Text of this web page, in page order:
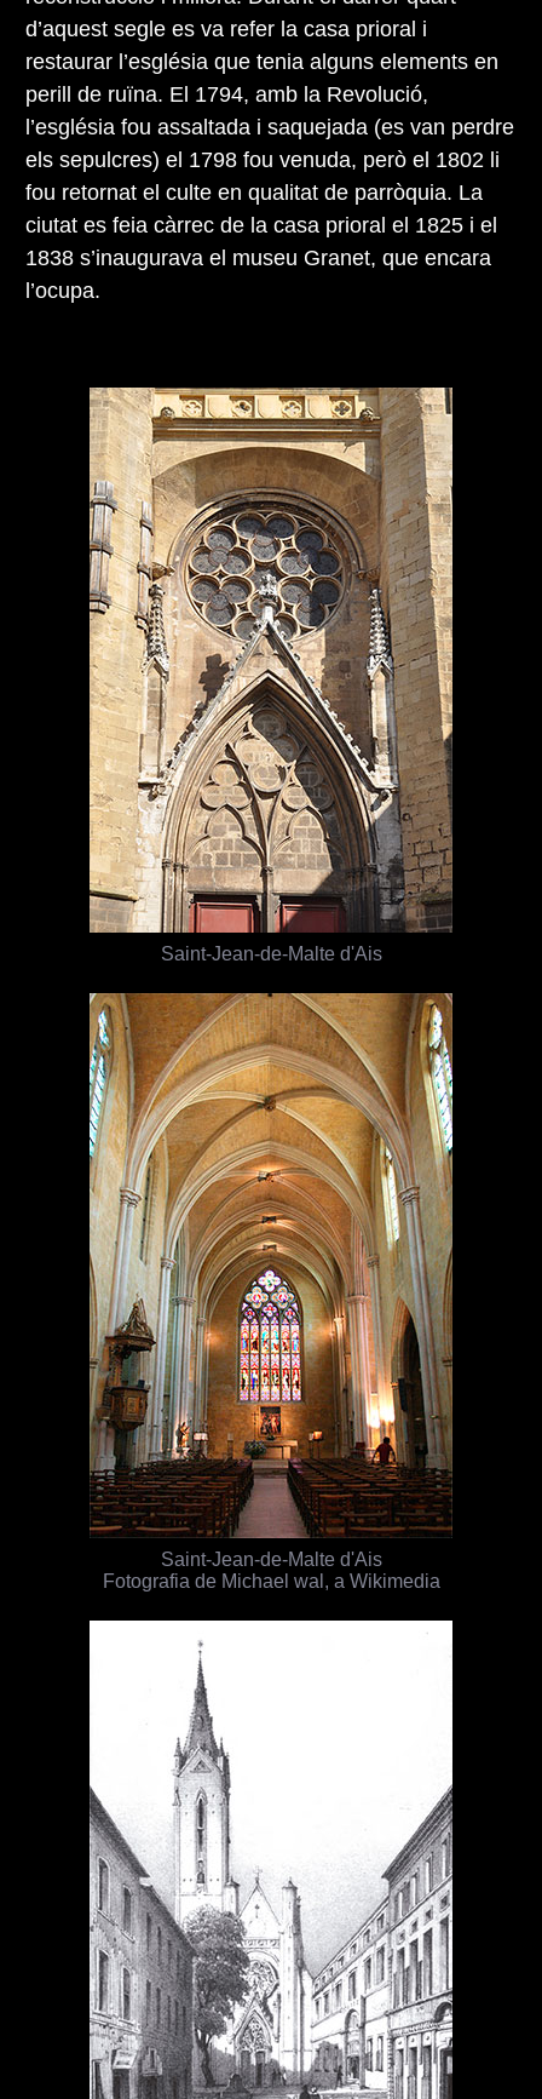
d’aquest segle es va refer la casa prioral i
restaurar l’església que tenia alguns elements en
perill de ruïna. El 1794, amb la Revolució,
l’església fou assaltada i saquejada (es van perdre
els sepulcres) el 1798 fou venuda, però el 1802 li
fou retornat el culte en qualitat de parròquia. La
ciutat es feia càrrec de la casa prioral el 1825 i el
1838 s’inaugurava el museu Granet, que encara
l’ocupa.
Saint-Jean-de-Malte d'Ais
Saint-Jean-de-Malte d'Ais
Fotografia de Michael wal, a Wikimedia